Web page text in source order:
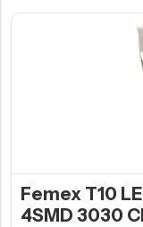
Femex T10
4SMD 3030